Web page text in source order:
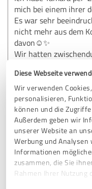
Diese Webseite
Wir verwenden
personalisieren,
können und die
Außerdem geben wir
unserer Website an
Werbung und
Informationen
zusammen, die Sie
Rahmen Ihrer Nutzung
mich bei einem ihrer
Es war sehr
nicht mehr aus dem
davon☺️✨
Wir hatten
höre.
Nach einem Call hatte
Ausbildung und da
habe ich mich
für mich selber und
auch Tieren helfen
befreien✨✨
Ich bereue es nicht,
sein und bin sehr
kennen gelernt zu